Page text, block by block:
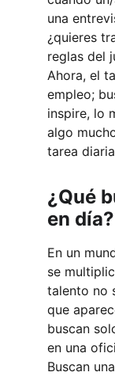
una
¿quieres
reglas del
Ahora, el
empleo;
inspire, lo
algo
tarea
¿Qué
en día?
En un
se
talento no
que
buscan
en una
Buscan una